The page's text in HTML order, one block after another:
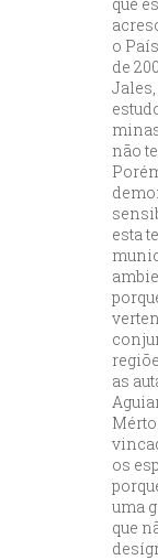
o
de
não
esta
as
os
uma
que